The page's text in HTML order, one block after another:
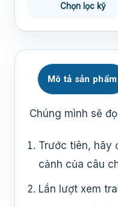
Chọn lọc kỹ
Mô tả sản phẩm
Chúng mình sẽ
Trước tiên, hãy
cảnh của câu
Lần lượt xem